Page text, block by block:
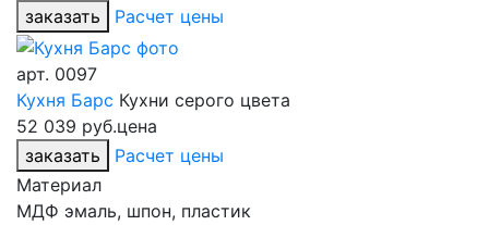
заказать
Расчет цены
арт. 0097
Кухня Барс Кухни серого цвета
52 039 руб.цена
заказать
Расчет цены
Материал
МДФ эмаль, шпон, пластик